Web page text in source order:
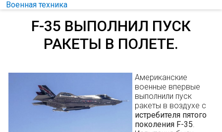
Военная техника
F-35 ВЫПОЛНИЛ ПУСК
РАКЕТЫ В ПОЛЕТЕ.
Американские
военные впервые
выполнили пуск
ракеты в воздухе с
истребителя пятого
поколения F-35.